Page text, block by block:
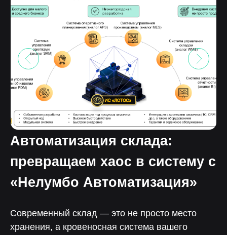
Автоматизация склада:
превращаем хаос в систему с
«Нелумбо Автоматизация»
Современный склад — это не просто место
хранения, а кровеносная система вашего